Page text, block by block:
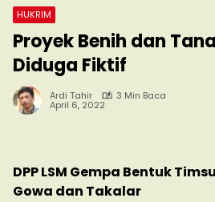
HUKRIM
Proyek Benih dan
Diduga Fiktif
Ardi Tahir 3 Min Baca
April 6, 2022
DPP LSM Gempa Bentuk
Gowa dan Takalar